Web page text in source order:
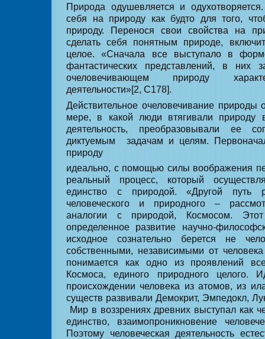
Природа одушевляется и
себя на природу как будто для того,
природу. Перенося свои свойства на
сделать себя понятным природе,
целое. «Сначала все выступало в
фантастических представлений, в них
очеловечивающем природу
деятельности»[2, С178].
Действительное очеловечивание природы
мере, в какой люди втягивали природу
деятельность, преобразовывали ее
диктуемым
задачам и целям.
природу
идеально, с помощью силы воображения
реальный процесс, который
единство с природой. «Другой путь
человеческого и природного –
аналогии с природой, Космосом. Этот
определенное развитие научно-
исходное сознательно берется не
собственными, независимыми от
понимается как одно из проявлений
Космоса, единого природного целого.
происхождении человека из атомов, из
существ развивали Демокрит, Эмпедокл,
Мир в воззрениях древних выступал как
единство, взаимопроникновение
Поэтому человеческая деятельность